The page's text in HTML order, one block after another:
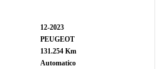
12-2023
PEUGEOT
131.254 Km
Automatico